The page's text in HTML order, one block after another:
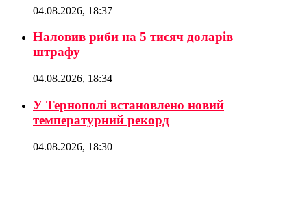
04.08.2026, 18:37
Наловив риби на 5 тисяч доларів
штрафу
04.08.2026, 18:34
У Тернополі встановлено новий
температурний рекорд
04.08.2026, 18:30